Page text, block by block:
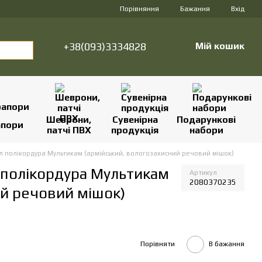
Порівняння Бажання Вхід
+38(093)3334828 Мій кошик
Шеврони,
патчі ПВХ
Сувенірна
продукція
Подарункові
набори
полікордура Мультикам (армійський, вологозахисний речовий мішок)
Мультикам
речовий мішок)
Артикул
2080370235
Порівняти В бажання